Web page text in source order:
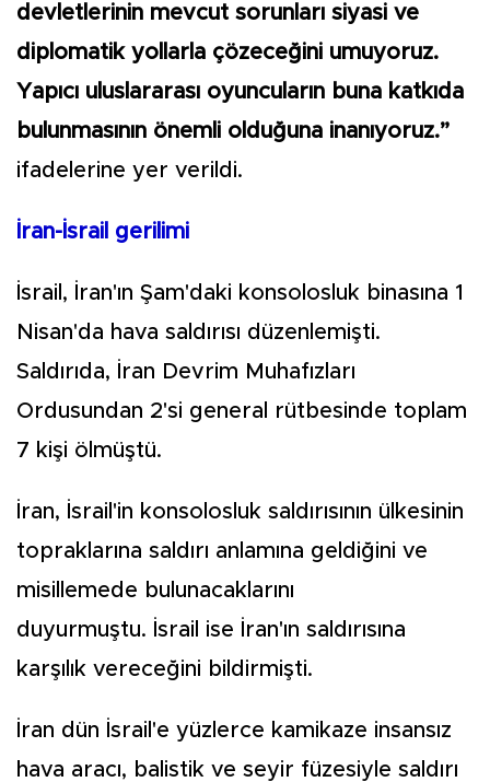
devletlerinin mevcut sorunları siyasi ve
diplomatik yollarla çözeceğini umuyoruz.
Yapıcı uluslararası oyuncuların buna katkıda
bulunmasının önemli olduğuna inanıyoruz.”
ifadelerine yer verildi.
İran-İsrail gerilimi
İsrail, İran'ın Şam'daki konsolosluk binasına 1
Nisan'da hava saldırısı düzenlemişti.
Saldırıda, İran Devrim Muhafızları
Ordusundan 2'si general rütbesinde toplam
7 kişi ölmüştü.
İran, İsrail'in konsolosluk saldırısının ülkesinin
topraklarına saldırı anlamına geldiğini ve
misillemede bulunacaklarını
duyurmuştu. İsrail ise İran'ın saldırısına
karşılık vereceğini bildirmişti.
İran dün İsrail'e yüzlerce kamikaze insansız
hava aracı, balistik ve seyir füzesiyle saldırı